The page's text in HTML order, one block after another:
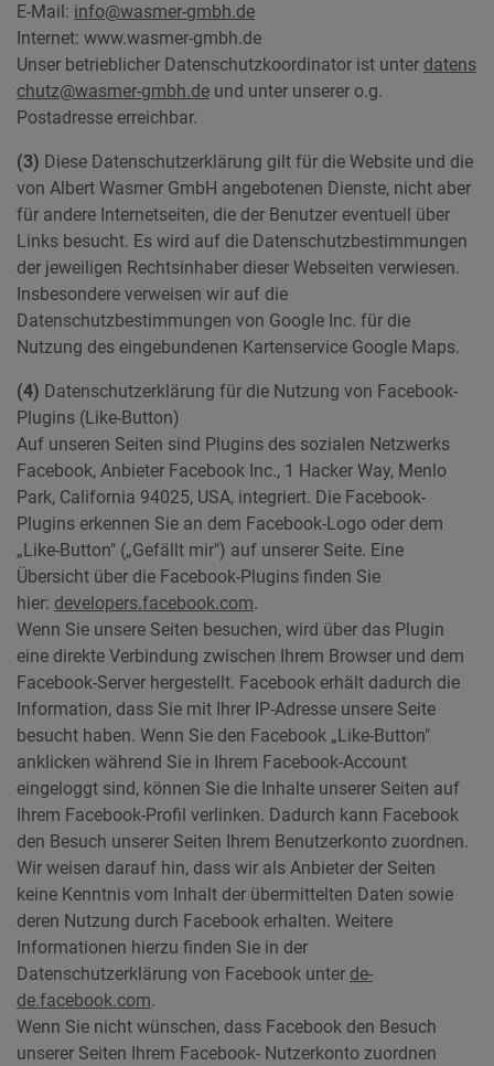
E-Mail: info@wasmer-gmbh.de
Internet: www.wasmer-gmbh.de
Unser betrieblicher Datenschutzkoordinator ist unter datens
chutz@wasmer-gmbh.de und unter unserer o.g.
Postadresse erreichbar.
(3) Diese Datenschutzerklärung gilt für die Website und die
von Albert Wasmer GmbH angebotenen Dienste, nicht aber
für andere Internetseiten, die der Benutzer eventuell über
Links besucht. Es wird auf die Datenschutzbestimmungen
der jeweiligen Rechtsinhaber dieser Webseiten verwiesen.
Insbesondere verweisen wir auf die
Datenschutzbestimmungen von Google Inc. für die
Nutzung des eingebundenen Kartenservice Google Maps.
(4) Datenschutzerklärung für die Nutzung von Facebook-
Plugins (Like-Button)
Auf unseren Seiten sind Plugins des sozialen Netzwerks
Facebook, Anbieter Facebook Inc., 1 Hacker Way, Menlo
Park, California 94025, USA, integriert. Die Facebook-
Plugins erkennen Sie an dem Facebook-Logo oder dem
„Like-Button" („Gefällt mir") auf unserer Seite. Eine
Übersicht über die Facebook-Plugins finden Sie
hier: developers.facebook.com.
Wenn Sie unsere Seiten besuchen, wird über das Plugin
eine direkte Verbindung zwischen Ihrem Browser und dem
Facebook-Server hergestellt. Facebook erhält dadurch die
Information, dass Sie mit Ihrer IP-Adresse unsere Seite
besucht haben. Wenn Sie den Facebook „Like-Button"
anklicken während Sie in Ihrem Facebook-Account
eingeloggt sind, können Sie die Inhalte unserer Seiten auf
Ihrem Facebook-Profil verlinken. Dadurch kann Facebook
den Besuch unserer Seiten Ihrem Benutzerkonto zuordnen.
Wir weisen darauf hin, dass wir als Anbieter der Seiten
keine Kenntnis vom Inhalt der übermittelten Daten sowie
deren Nutzung durch Facebook erhalten. Weitere
Informationen hierzu finden Sie in der
Datenschutzerklärung von Facebook unter de-
de.facebook.com.
Wenn Sie nicht wünschen, dass Facebook den Besuch
unserer Seiten Ihrem Facebook- Nutzerkonto zuordnen